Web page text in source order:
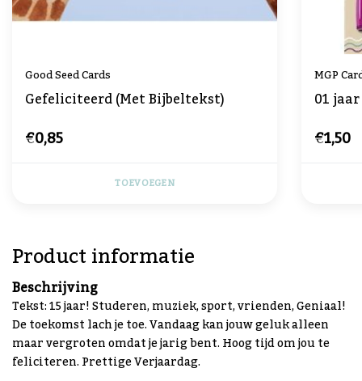
Good Seed Cards
Gefeliciteerd (Met Bijbeltekst)
€0,85
TOEVOEGEN
MGP
01 jaar
€1,50
Product informatie
Beschrijving
Tekst: 15 jaar! Studeren, muziek, sport, vrienden, Geniaal!
De toekomst lach je toe. Vandaag kan jouw geluk alleen
maar vergroten omdat je jarig bent. Hoog tijd om jou te
feliciteren. Prettige Verjaardag.